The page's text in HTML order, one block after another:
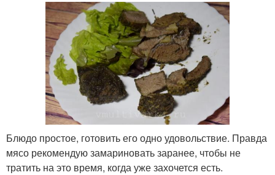
Блюдо простое, готовить его одно удовольствие. Правда
мясо рекомендую замариновать заранее, чтобы не
тратить на это время, когда уже захочется есть.